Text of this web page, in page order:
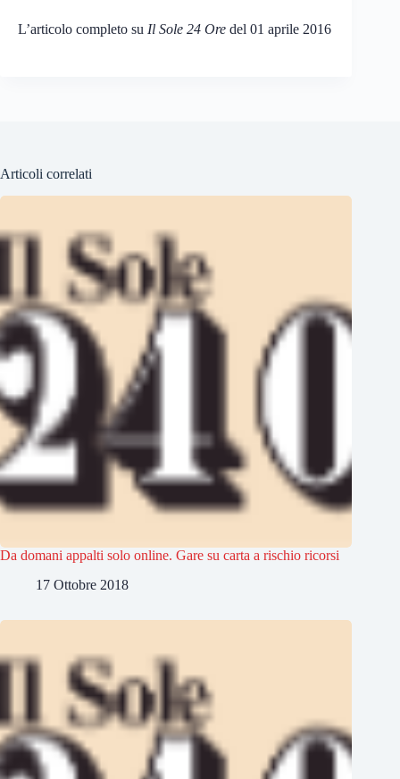
L’articolo completo su Il Sole 24 Ore del 01 aprile 2016
Articoli correlati
Da domani appalti solo online. Gare su carta a rischio ricorsi
17 Ottobre 2018